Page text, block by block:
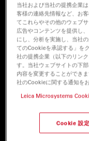
当社および当社の提携企業
客様の連絡先情報など、お
てこれらやその他のウェブ
広告やコンテンツを提供し
にし、分析を実施し、当社
てのCookieを承認する」を
社の提携企業（以下のリン
す。当社ウェブサイトの下
内容を変更することができ
社のCookieに関する通知を
Leica Microsystems
Cookie 設定